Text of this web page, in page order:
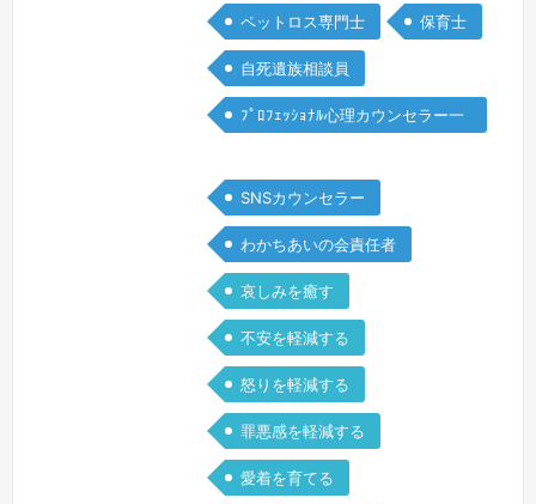
命に「普通」を演じていると 息苦しく
てたまらなくて、以前と変わらない様子
の周囲の人と私の間には透明な壁が出来
たよ…
続きを見る »
ペットロス専門士 保育士
自死遺族相談員
ﾌﾟﾛﾌｪｯｼｮﾅﾙ心理カウンセラー一
SNSカウンセラー
わかちあいの会責任者
哀しみを癒す
不安を軽減する
怒りを軽減する
罪悪感を軽減する
愛着を育てる